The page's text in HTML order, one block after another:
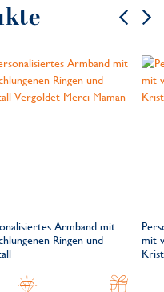
Armband mit
Ringen und
mit